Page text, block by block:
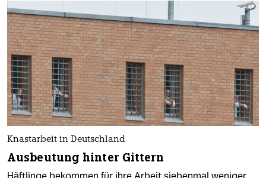
Knastarbeit in Deutschland
Ausbeutung hinter Gittern